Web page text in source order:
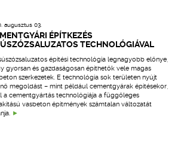
augusztus 03.
ÉPÍTKEZÉS
TECHNOLÓGIÁVAL
építési technológia legnagyobb előnye,
gyorsan és gazdaságosan építhetők vele magas
szerkezetek. E technológia sok területen nyújt
megoldást – mint például cementgyárak építésekor,
a cementgyártás technológiája a függőleges
vasbeton építmények számtalan változatát